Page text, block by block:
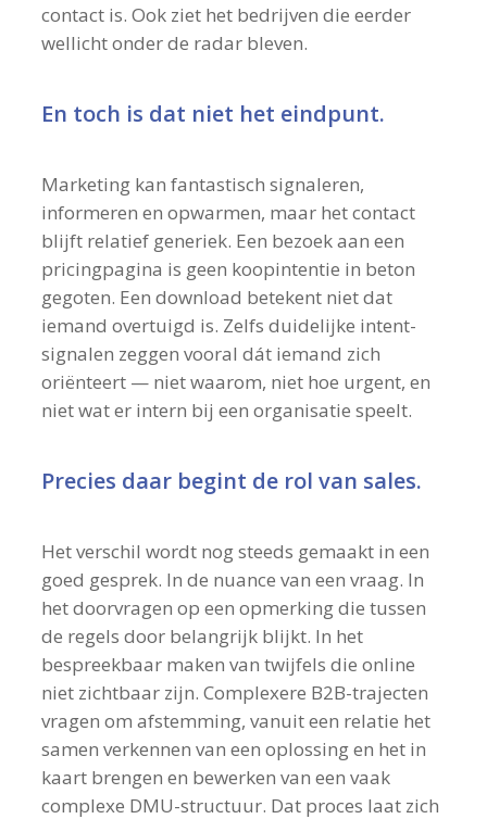
contact is. Ook ziet het bedrijven die eerder
wellicht onder de radar bleven.
En toch is dat niet het eindpunt.
Marketing kan fantastisch signaleren,
informeren en opwarmen, maar het contact
blijft relatief generiek. Een bezoek aan een
pricingpagina is geen koopintentie in beton
gegoten. Een download betekent niet dat
iemand overtuigd is. Zelfs duidelijke intent-
signalen zeggen vooral dát iemand zich
oriënteert — niet waarom, niet hoe urgent, en
niet wat er intern bij een organisatie speelt.
Precies daar begint de rol van sales.
Het verschil wordt nog steeds gemaakt in een
goed gesprek. In de nuance van een vraag. In
het doorvragen op een opmerking die tussen
de regels door belangrijk blijkt. In het
bespreekbaar maken van twijfels die online
niet zichtbaar zijn. Complexere B2B-trajecten
vragen om afstemming, vanuit een relatie het
samen verkennen van een oplossing en het in
kaart brengen en bewerken van een vaak
complexe DMU-structuur. Dat proces laat zich